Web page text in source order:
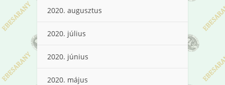
2020. augusztus
2020. július
2020. június
2020. május